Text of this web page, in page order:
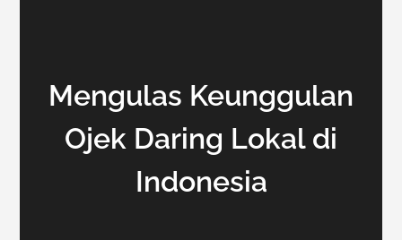
Mengulas Keunggulan
Ojek Daring Lokal di
Indonesia